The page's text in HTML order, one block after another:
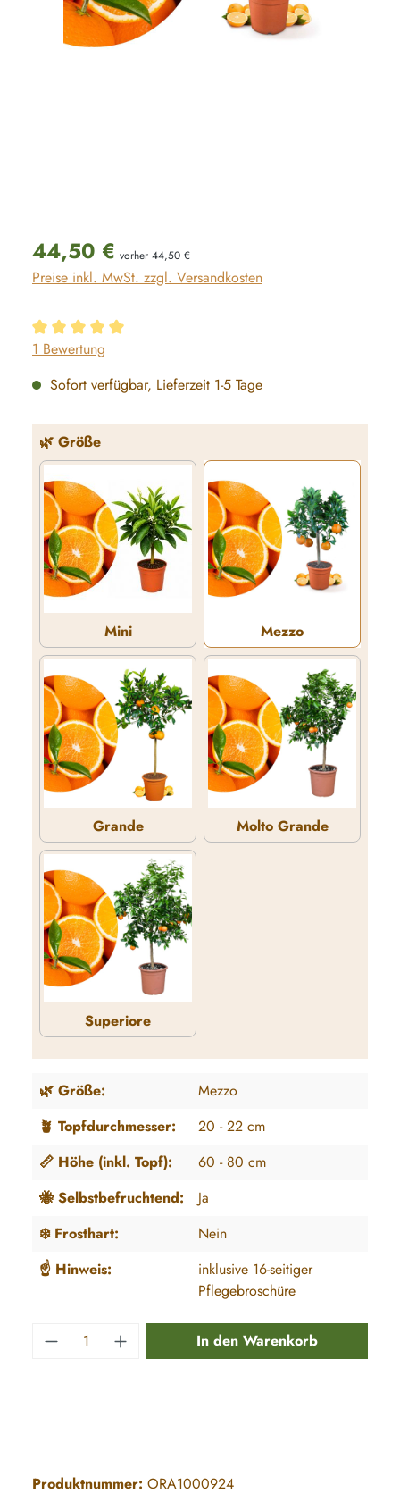
Regulärer Preis:
44,50 € vorher 44,50 €
Preise inkl. MwSt. zzgl. Versandkosten
Durchschnittliche Bewertung von 5 von 5 Sternen
1 Bewertung
Sofort verfügbar, Lieferzeit 1-5 Tage
🌿 Größeauswählen
Mini
Mini
Mezzo
Mezzo
Grande
Grande
Molto Grande
Superiore
🌿 Größe:
Mezzo
🪴 Topfdurchmesser:
20 - 22 cm
📏 Höhe (inkl. Topf):
60 - 80 cm
🐝 Selbstbefruchtend:
Ja
❄️ Frosthart:
Nein
☝️ Hinweis:
inklusive 16-seitiger
Pflegebroschüre
Produkt Anzahl: Gib den gewünschten
In den Warenkorb
Produktnummer: ORA1000924